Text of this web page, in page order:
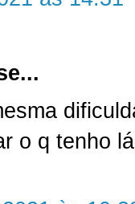
o q tenho